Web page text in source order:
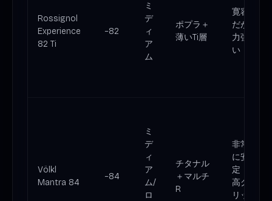
Rossignol
Experience
82 Ti
~82
ミ
デ
ィ
ア
ム
ポプラ＋
薄いTi層
寛容
だが
力強
い
Völkl
Mantra 84
~84
ミ
デ
ィ
ア
ム/
ロ
チタナル
＋マルチ
R
非常
に安
定・
高グ
リッ